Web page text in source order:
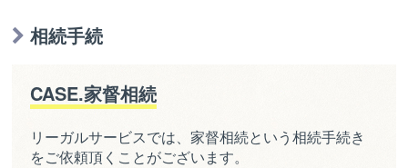
相続手続
CASE.家督相続
リーガルサービスでは、家督相続という相続手続き
をご依頼頂くことがございます。